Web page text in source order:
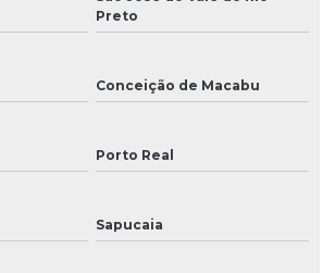
Preto
Conceição de Macabu
Porto Real
Sapucaia